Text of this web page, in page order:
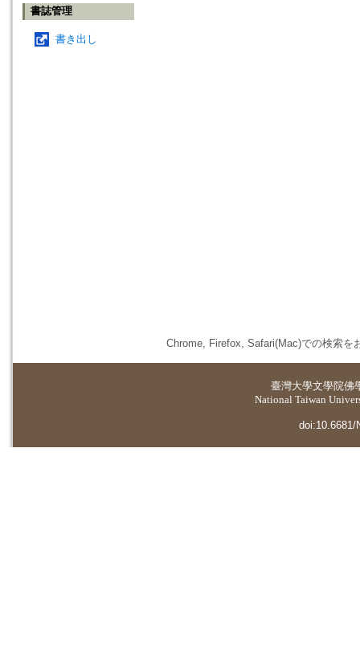
書誌管理
書き出し
Chrome, Firefox, Safari(Mac)での検索を
臺灣大學文學院佛
National Taiwan
doi:10.6681/